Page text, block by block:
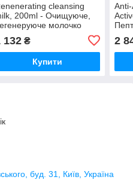
cleansing
200ml - Очищуюче,
молочко
132₴
Купити
2
буд. 31, Київ, Україна